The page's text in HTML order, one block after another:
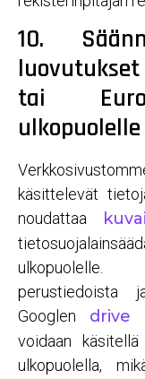
10.
tai
ulkopuolelle
käsittelevät
noudattaa
ulkopuolelle.
perustiedoista
Googlen drive
voidaan
ulkopuolella,